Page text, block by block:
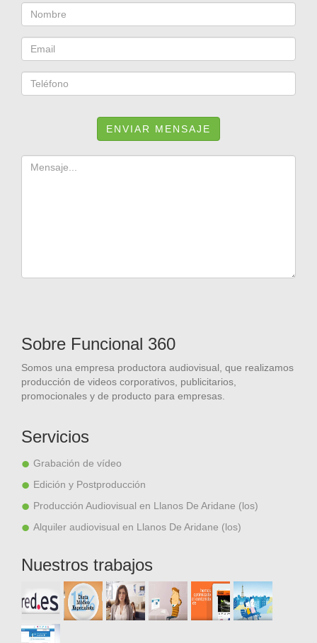
ENVIAR MENSAJE
Sobre Funcional 360
Somos una empresa productora audiovisual, que realizamos
producción de videos corporativos, publicitarios,
promocionales y de producto para empresas.
Servicios
Grabación de vídeo
Edición y Postproducción
Producción Audiovisual en Llanos De Aridane (los)
Alquiler audiovisual en Llanos De Aridane (los)
Nuestros trabajos